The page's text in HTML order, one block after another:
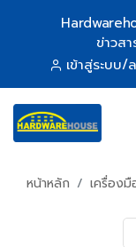
ข่าวส
เข้าสู่ระบบ/
หน้าหลัก เครื่อง